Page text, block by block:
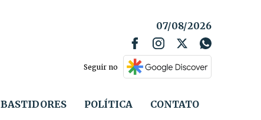
07/08/2026
Seguir no
BASTIDORES POLÍTICA CONTATO